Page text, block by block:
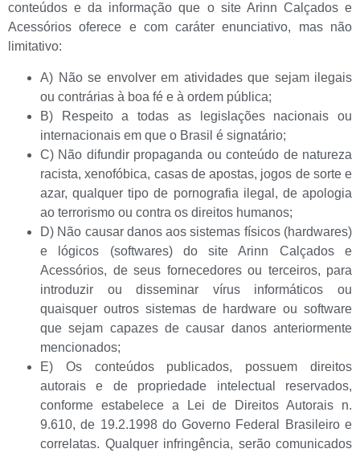
conteúdos e da informação que o site Arinn Calçados e
Acessórios oferece e com caráter enunciativo, mas não
limitativo:
A) Não se envolver em atividades que sejam ilegais
ou contrárias à boa fé e à ordem pública;
B) Respeito a todas as legislações nacionais ou
internacionais em que o Brasil é signatário;
C) Não difundir propaganda ou conteúdo de natureza
racista, xenofóbica, casas de apostas, jogos de sorte e
azar, qualquer tipo de pornografia ilegal, de apologia
ao terrorismo ou contra os direitos humanos;
D) Não causar danos aos sistemas físicos (hardwares)
e lógicos (softwares) do site Arinn Calçados e
Acessórios, de seus fornecedores ou terceiros, para
introduzir ou disseminar vírus informáticos ou
quaisquer outros sistemas de hardware ou software
que sejam capazes de causar danos anteriormente
mencionados;
E) Os conteúdos publicados, possuem direitos
autorais e de propriedade intelectual reservados,
conforme estabelece a Lei de Direitos Autorais n.
9.610, de 19.2.1998 do Governo Federal Brasileiro e
correlatas. Qualquer infringência, serão comunicados